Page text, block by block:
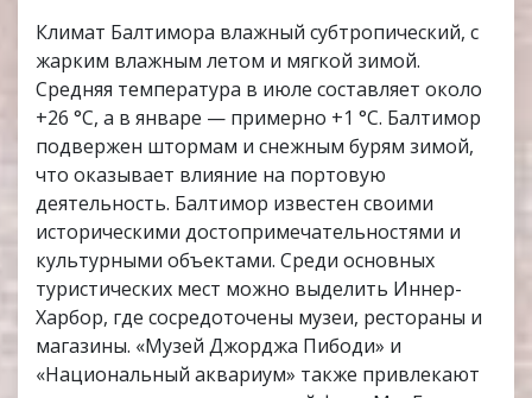
Климат Балтимора влажный субтропический, с
жарким влажным летом и мягкой зимой.
Средняя температура в июле составляет около
+26 °C, а в январе — примерно +1 °C. Балтимор
подвержен штормам и снежным бурям зимой,
что оказывает влияние на портовую
деятельность. Балтимор известен своими
историческими достопримечательностями и
культурными объектами. Среди основных
туристических мест можно выделить Иннер-
Харбор, где сосредоточены музеи, рестораны и
магазины. «Музей Джорджа Пибоди» и
«Национальный аквариум» также привлекают